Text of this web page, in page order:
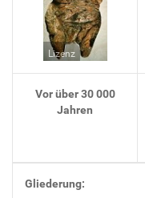
Lizenz
Vor über 30 000
Jahren
Gliederung: